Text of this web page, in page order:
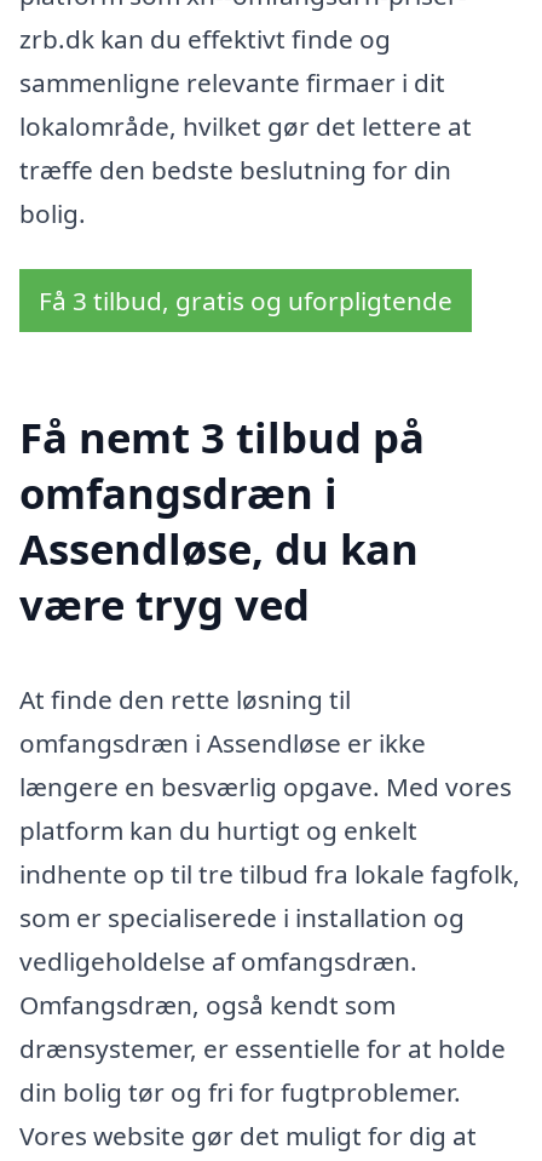
zrb.dk kan du effektivt finde og
sammenligne relevante firmaer i dit
lokalområde, hvilket gør det lettere at
træffe den bedste beslutning for din
bolig.
Få 3 tilbud, gratis og uforpligtende
Få nemt 3 tilbud på
omfangsdræn i
Assendløse, du kan
være tryg ved
At finde den rette løsning til
omfangsdræn i Assendløse er ikke
længere en besværlig opgave. Med vores
platform kan du hurtigt og enkelt
indhente op til tre tilbud fra lokale fagfolk,
som er specialiserede i installation og
vedligeholdelse af omfangsdræn.
Omfangsdræn, også kendt som
drænsystemer, er essentielle for at holde
din bolig tør og fri for fugtproblemer.
Vores website gør det muligt for dig at